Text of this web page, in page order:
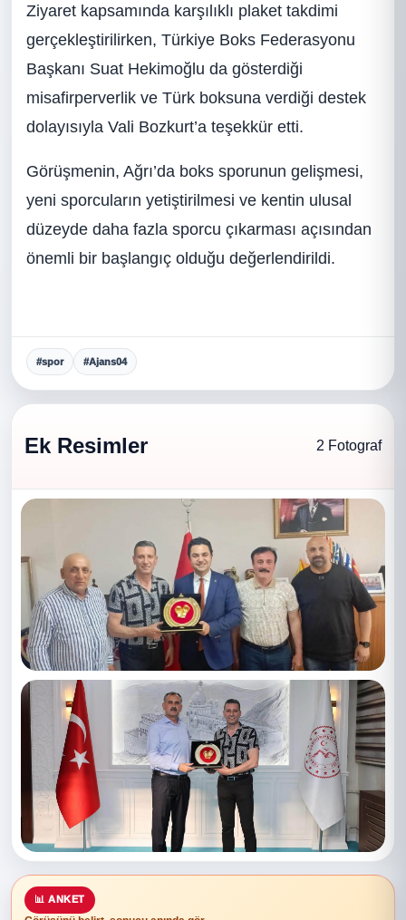
Ziyaret kapsamında karşılıklı plaket takdimi
gerçekleştirilirken, Türkiye Boks Federasyonu
Başkanı Suat Hekimoğlu da gösterdiği
misafirperverlik ve Türk boksuna verdiği destek
dolayısıyla Vali Bozkurt’a teşekkür etti.
Görüşmenin, Ağrı’da boks sporunun gelişmesi,
yeni sporcuların yetiştirilmesi ve kentin ulusal
düzeyde daha fazla sporcu çıkarması açısından
önemli bir başlangıç olduğu değerlendirildi.
#spor #Ajans04
Ek Resimler 2 Fotograf
📊 ANKET